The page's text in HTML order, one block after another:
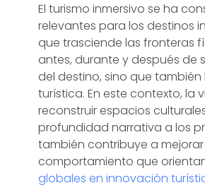
El turismo inmersivo se ha
relevantes para los destinos
que trasciende las fronteras
antes, durante y después de
del destino, sino que
turística. En este contexto, la
reconstruir espacios
profundidad narrativa a los
también contribuye a
comportamiento que
globales en innovación